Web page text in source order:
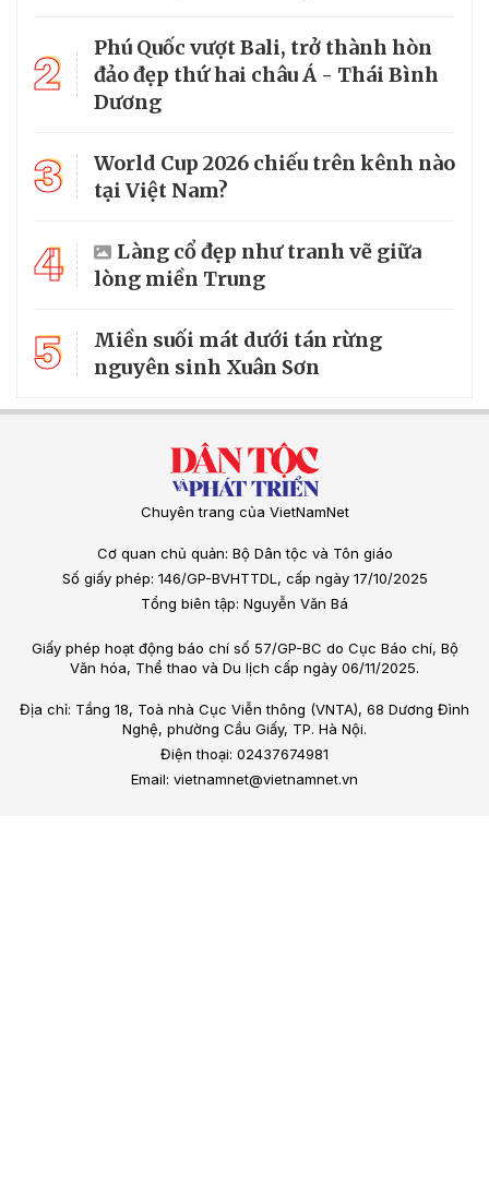
2
Phú Quốc vượt Bali, trở thành hòn
đảo đẹp thứ hai châu Á - Thái Bình
Dương
3
World Cup 2026 chiếu trên kênh nào
tại Việt Nam?
4
Làng cổ đẹp như tranh vẽ giữa
lòng miền Trung
5
Miền suối mát dưới tán rừng
nguyên sinh Xuân Sơn
Chuyên trang của VietNamNet
Cơ quan chủ quản: Bộ Dân tộc và Tôn giáo
Số giấy phép: 146/GP-BVHTTDL, cấp ngày 17/10/2025
Tổng biên tập: Nguyễn Văn Bá
Giấy phép hoạt động báo chí số 57/GP-BC do Cục Báo chí, Bộ
Văn hóa, Thể thao và Du lịch cấp ngày 06/11/2025.
Địa chỉ: Tầng 18, Toà nhà Cục Viễn thông (VNTA), 68 Dương Đình
Nghệ, phường Cầu Giấy, TP. Hà Nội.
Điện thoại: 02437674981
Email: vietnamnet@vietnamnet.vn